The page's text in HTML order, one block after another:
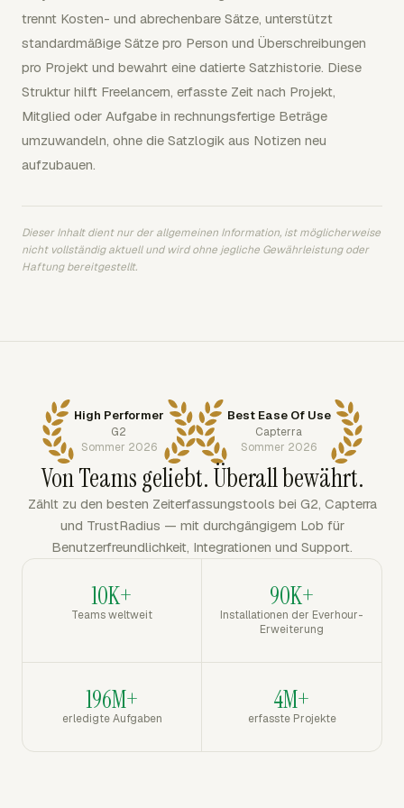
trennt Kosten- und abrechenbare Sätze, unterstützt
standardmäßige Sätze pro Person und Überschreibungen
pro Projekt und bewahrt eine datierte Satzhistorie. Diese
Struktur hilft Freelancern, erfasste Zeit nach Projekt,
Mitglied oder Aufgabe in rechnungsfertige Beträge
umzuwandeln, ohne die Satzlogik aus Notizen neu
aufzubauen.
Dieser Inhalt dient nur der allgemeinen Information, ist möglicherweise
nicht vollständig aktuell und wird ohne jegliche Gewährleistung oder
Haftung bereitgestellt.
High Performer
G2
Sommer 2026
Best Ease Of Use
Capterra
Sommer 2026
Von Teams geliebt. Überall bewährt.
Zählt zu den besten Zeiterfassungstools bei G2, Capterra
und TrustRadius — mit durchgängigem Lob für
Benutzerfreundlichkeit, Integrationen und Support.
10K+
Teams weltweit
90K+
Installationen der Everhour-
Erweiterung
196M+
erledigte Aufgaben
4M+
erfasste Projekte